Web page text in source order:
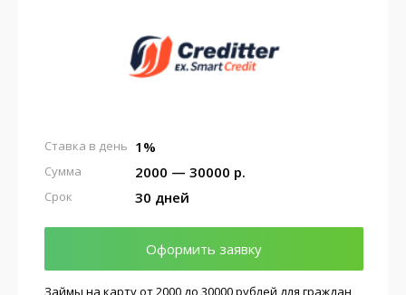
1%
Ставка в день
2000 — 30000 р.
Сумма
30 дней
Срок
Оформить заявку
Займы на карту от 2000 до 30000 рублей для граждан